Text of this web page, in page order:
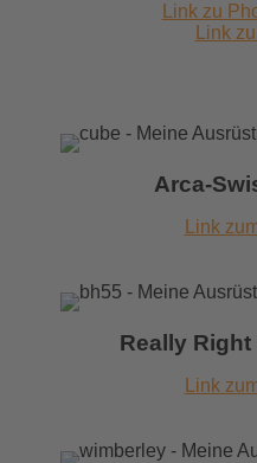
Link zu
Link
Arca-
Link
Really Right
Link